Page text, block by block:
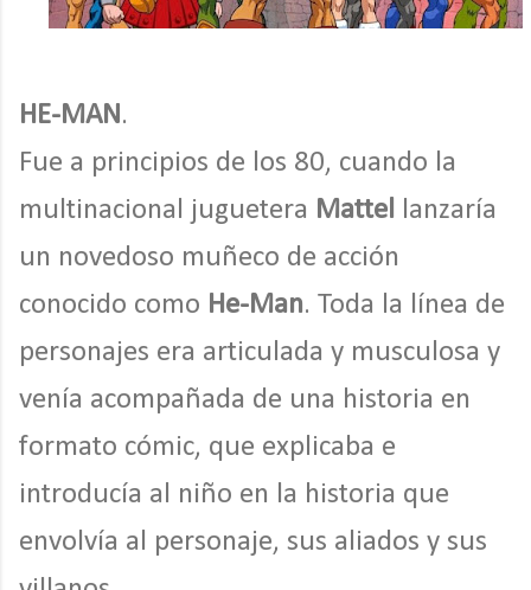
HE-MAN.
Fue a principios de los 80, cuando la
multinacional juguetera Mattel
lanzaría
un novedoso muñeco de acción
conocido como He-Man. Toda la línea de
personajes era articulada y musculosa y
venía acompañada de una historia en
formato cómic, que explicaba e
introducía al niño en la historia que
envolvía al personaje, sus aliados y sus